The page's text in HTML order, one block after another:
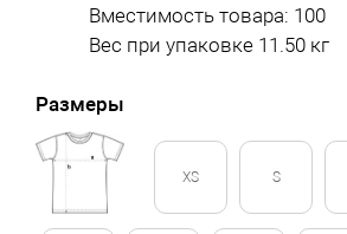
Вместимость товара: 100
Вес при упаковке 11.50 кг
Размеры
XS S